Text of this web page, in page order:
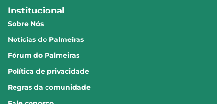
Institucional
Sobre Nós
Notícias do Palmeiras
Fórum do Palmeiras
Política de privacidade
Regras da comunidade